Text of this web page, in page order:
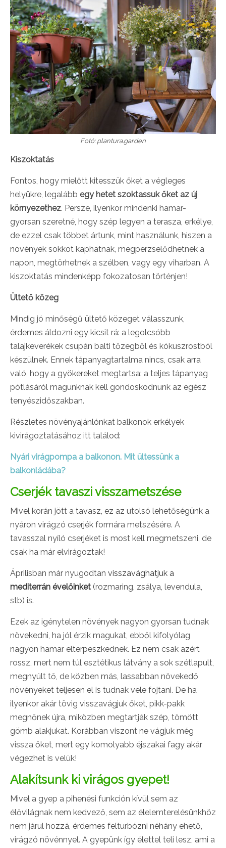
Fotó: plantura.garden
Kiszoktatás
Fontos, hogy mielőtt kitesszük őket a végleges
helyükre, legalább egy hetet szoktassuk őket az új
környezethez. Persze, ilyenkor mindenki hamar-
gyorsan szeretné, hogy szép legyen a terasza, erkélye,
de ezzel csak többet ártunk, mint használunk, hiszen a
növények sokkot kaphatnak, megperzselődhetnek a
napon, megtörhetnek a szélben, vagy egy viharban. A
kiszoktatás mindenképp fokozatosan történjen!
Ültető közeg
Mindig jó minőségű ültető közeget válasszunk,
érdemes áldozni egy kicsit rá: a legolcsóbb
talajkeverékek csupán balti tőzegből és kókuszrostból
készülnek. Ennek tápanyagtartalma nincs, csak arra
való, hogy a gyökereket megtartsa: a teljes tápanyag
pótlásáról magunknak kell gondoskodnunk az egész
tenyészidőszakban.
Részletes növényajánlónkat balkonok erkélyek
kivirágoztatásához itt találod:
Nyári virágpompa a balkonon. Mit ültessünk a
balkonládába?
Cserjék tavaszi visszametszése
Mivel korán jött a tavasz, ez az utolsó lehetőségünk a
nyáron virágzó cserjék formára metszésére. A
tavasszal nyíló cserjéket is most kell megmetszeni, de
csak ha már elvirágoztak!
Áprilisban már nyugodtan visszavághatjuk a
mediterrán évelőinket (rozmaring, zsálya, levendula,
stb) is.
Ezek az igénytelen növények nagyon gyorsan tudnak
növekedni, ha jól érzik magukat, ebből kifolyólag
nagyon hamar elterpeszkednek. Ez nem csak azért
rossz, mert nem túl esztétikus látvány a sok szétlapult,
megnyúlt tő, de közben más, lassabban növekedő
növényeket teljesen el is tudnak vele fojtani. De ha
ilyenkor akár tövig visszavágjuk őket, pikk-pakk
megnőnek újra, miközben megtartják szép, tömött
gömb alakjukat. Korábban viszont ne vágjuk még
vissza őket, mert egy komolyabb éjszakai fagy akár
végezhet is velük!
Alakítsunk ki virágos gyepet!
Mivel a gyep a pihenési funkción kívül sem az
élővilágnak nem kedvező, sem az élelemterelésünkhöz
nem járul hozzá, érdemes felturbózni néhány ehető,
virágzó növénnyel. A gyepünk így élettel teli lesz, ami a